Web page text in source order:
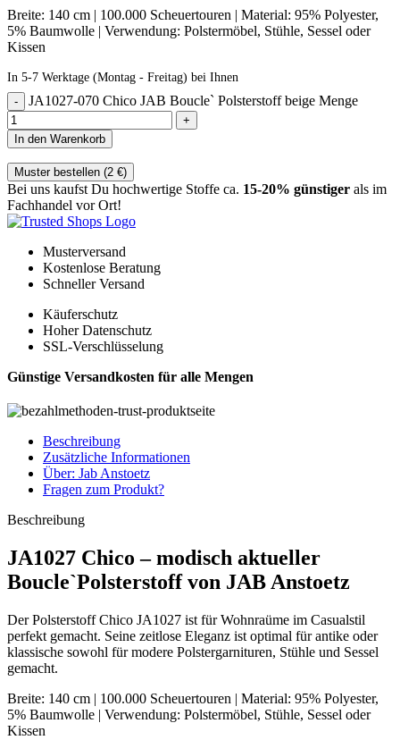
Breite: 140 cm | 100.000 Scheuertouren | Material: 95% Polyester,
5% Baumwolle | Verwendung: Polstermöbel, Stühle, Sessel oder
Kissen
In 5-7 Werktage (Montag - Freitag) bei Ihnen
JA1027-070 Chico JAB Boucle` Polsterstoff beige Menge
In den Warenkorb
Muster bestellen (2 €)
Bei uns kaufst Du hochwertige Stoffe ca. 15-20% günstiger als im
Fachhandel vor Ort!
Musterversand
Kostenlose Beratung
Schneller Versand
Käuferschutz
Hoher Datenschutz
SSL-Verschlüsselung
Günstige Versandkosten für alle Mengen
Beschreibung
Zusätzliche Informationen
Über: Jab Anstoetz
Fragen zum Produkt?
Beschreibung
JA1027 Chico – modisch aktueller
Boucle`Polsterstoff von JAB Anstoetz
Der Polsterstoff Chico JA1027 ist für Wohnraüme im Casualstil
perfekt gemacht. Seine zeitlose Eleganz ist optimal für antike oder
klassische sowohl für modere Polstergarnituren, Stühle und Sessel
gemacht.
Breite: 140 cm | 100.000 Scheuertouren | Material: 95% Polyester,
5% Baumwolle | Verwendung: Polstermöbel, Stühle, Sessel oder
Kissen